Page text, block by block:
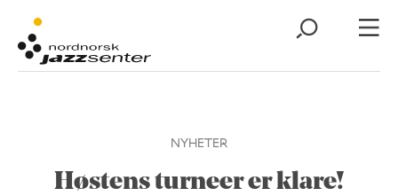
NYHETER
Høstens turneer er klare!